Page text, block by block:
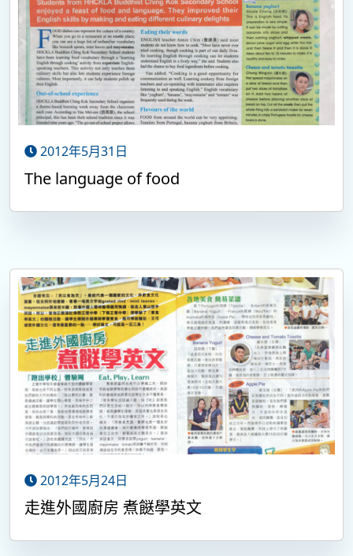
2012年5月31日
The language of food
2012年5月24日
走進外國廚房 煮餸學英文